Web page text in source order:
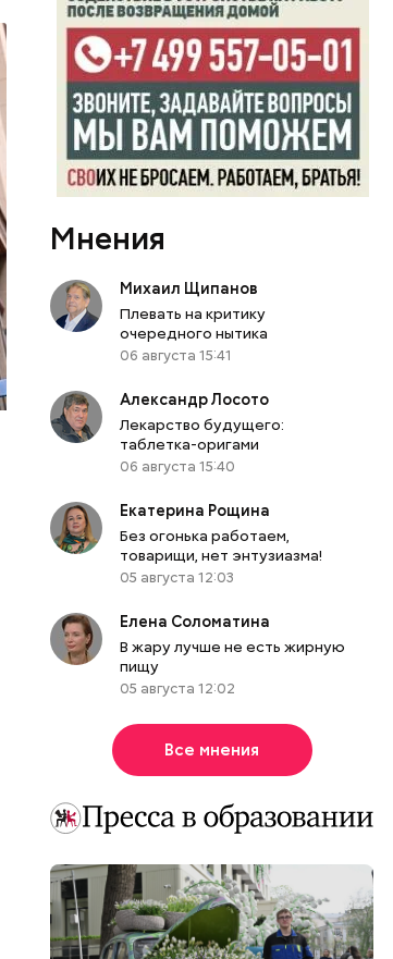
Мнения
Михаил Щипанов
Плевать на критику
очередного нытика
06 августа 15:41
Александр Лосото
Лекарство будущего:
таблетка-оригами
06 августа 15:40
Екатерина Рощина
Без огонька работаем,
товарищи, нет энтузиазма!
05 августа 12:03
Елена Соломатина
В жару лучше не есть жирную
пищу
05 августа 12:02
Все мнения